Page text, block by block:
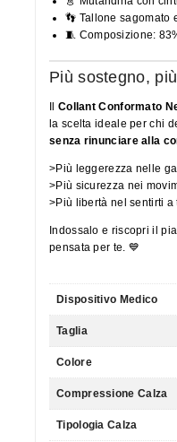
👣 Tallone sagomato
🧵 Composizione:
Più sostegno,
Il Collant Conformato
la scelta ideale per chi
senza rinunciare alla
>Più leggerezza nelle
>Più sicurezza nei
>Più libertà nel sentirti a
Indossalo e riscopri il
pensata per te. 💙
Dispositivo Medico
Taglia
Colore
Compressione Calza
Tipologia Calza